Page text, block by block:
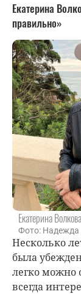
Екатерина
правильно»
Екатерина Волкова
Фото: Надежда
Несколько
была
легко можно
всегда